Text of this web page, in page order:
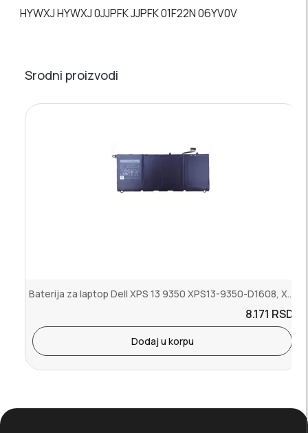
HYWXJ HYWXJ 0JJPFK JJPFK 01F22N 06YV0V
Srodni proizvodi
Baterija za laptop Dell XPS 13 9350 XPS13-9350-D1608, XPS13-9350 XP...
8.171 RSD.
Dodaj u korpu